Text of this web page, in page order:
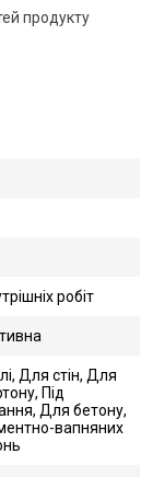
продукту
робіт
Для стін, Для
Під
Для бетону,
вапняних